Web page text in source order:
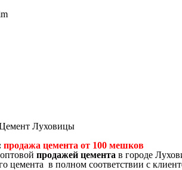
Луховицы
продажа цемента от 100 мешков
продажей цемента в городе
цемента в полном соответствии с